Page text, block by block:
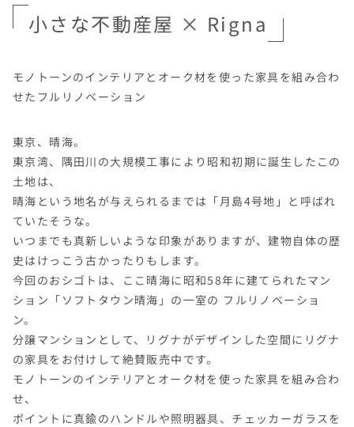
小さな不動産屋 × Rigna
モノトーンのインテリアとオーク材を使った家具を組み合わ
せたフルリノベーション
東京、晴海。
東京湾、隅田川の大規模工事により昭和初期に誕生したこの
土地は、
晴海という地名が与えられるまでは「月島4号地」と呼ばれ
ていたそうな。
いつまでも真新しいような印象がありますが、建物自体の歴
史はけっこう古かったりもします。
今回のおシゴトは、ここ晴海に昭和58年に建てられたマン
ション「ソフトタウン晴海」の一室の フルリノベーショ
ン。
分譲マンションとして、リグナがデザインした空間にリグナ
の家具をお付けして絶賛販売中です。
モノトーンのインテリアとオーク材を使った家具を組み合わ
せ、
ポイントに真鍮のハンドルや照明器具、チェッカーガラスを